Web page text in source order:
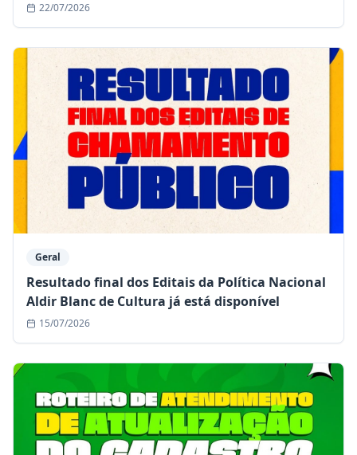
22/07/2026
Geral
Resultado final dos Editais da Política Nacional
Aldir Blanc de Cultura já está disponível
15/07/2026